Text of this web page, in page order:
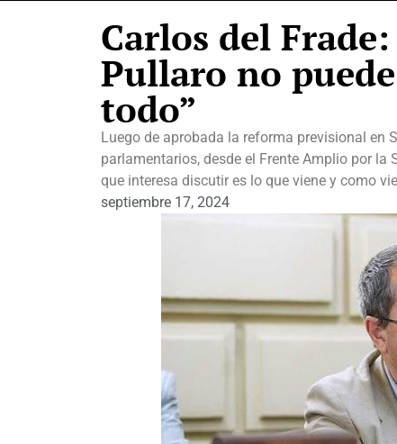
Carlos del
Pullaro no
todo”
Luego de aprobada la reforma previsional en
parlamentarios, desde el Frente Amplio por
que interesa discutir es lo que viene y como
septiembre 17, 2024